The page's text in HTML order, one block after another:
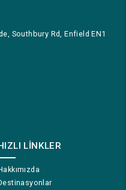
Southbury Rd, Enfield EN1
LINKLER